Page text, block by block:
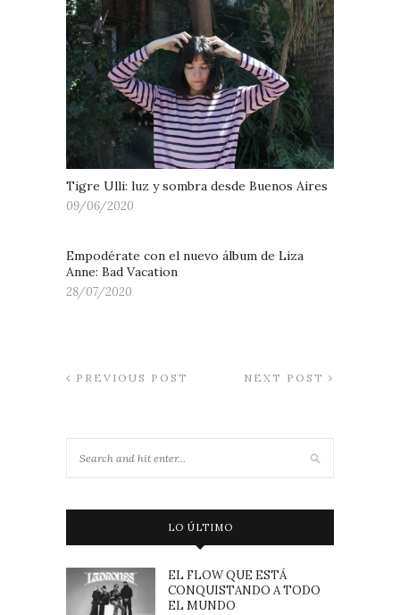
Tigre Ulli: luz y sombra desde Buenos Aires
09/06/2020
Empodérate con el nuevo álbum de Liza
Anne: Bad Vacation
28/07/2020
PREVIOUS POST NEXT POST
LO ÚLTIMO
EL FLOW QUE ESTÁ
CONQUISTANDO A TODO
EL MUNDO